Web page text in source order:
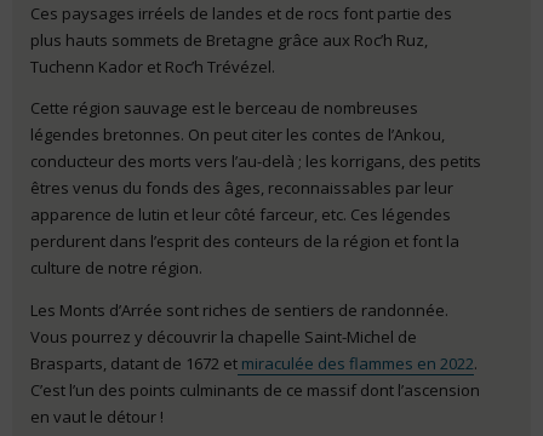
Ces paysages irréels de landes et de rocs font partie des
plus hauts sommets de Bretagne grâce aux Roc’h Ruz,
Tuchenn Kador et Roc’h Trévézel.
Cette région sauvage est le berceau de nombreuses
légendes bretonnes. On peut citer les contes de l’Ankou,
conducteur des morts vers l’au-delà ; les korrigans, des petits
êtres venus du fonds des âges, reconnaissables par leur
apparence de lutin et leur côté farceur, etc. Ces légendes
perdurent dans l’esprit des conteurs de la région et font la
culture de notre région.
Les Monts d’Arrée sont riches de sentiers de randonnée.
Vous pourrez y découvrir la chapelle Saint-Michel de
Brasparts, datant de 1672 et miraculée des flammes en 2022.
C’est l’un des points culminants de ce massif dont l’ascension
en vaut le détour !